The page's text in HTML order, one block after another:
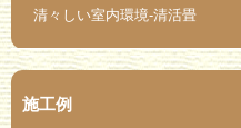
清々しい室内環境-清活畳
施工例